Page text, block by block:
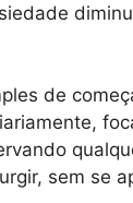
de
sem se